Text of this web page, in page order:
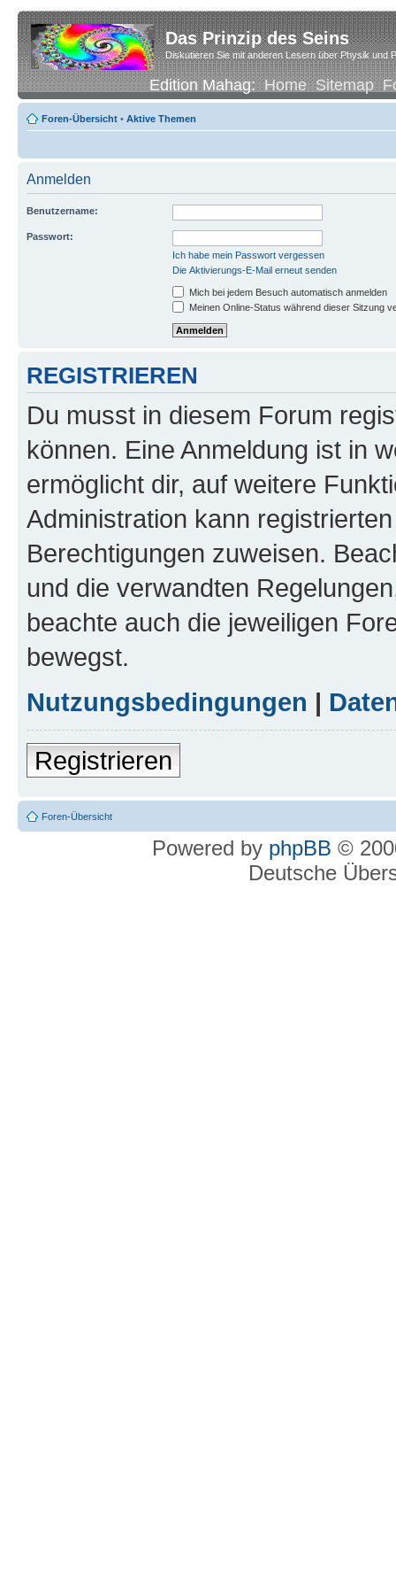
Das Prinzip des Seins
Diskutieren Sie mit anderen Lesern über Physik und
Edition Mahag:Home Sitemap
Foren-Übersicht • Aktive Themen
Anmelden
Benutzername:
Passwort:
Ich habe mein Passwort vergessen
Die Aktivierungs-E-Mail erneut senden
Mich bei jedem Besuch automatisch anmelden
Meinen Online-Status während dieser Sitzung
REGISTRIEREN
Du musst in diesem Forum
können. Eine Anmeldung ist in
ermöglicht dir, auf weitere
Administration kann
Berechtigungen zuweisen.
und die verwandten
beachte auch die jeweiligen
bewegst.
Nutzungsbedingungen |
Registrieren
Foren-Übersicht
Powered by phpBB ©
Deutsche